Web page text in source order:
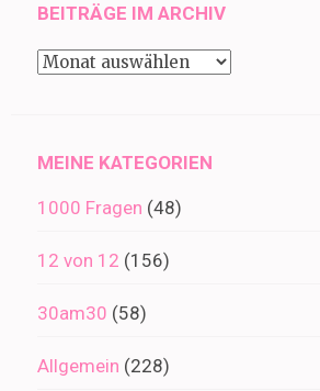
BEITRÄGE IM ARCHIV
Beiträge
MEINE KATEGORIEN
1000 Fragen (48)
12 von 12 (156)
30am30 (58)
Allgemein (228)